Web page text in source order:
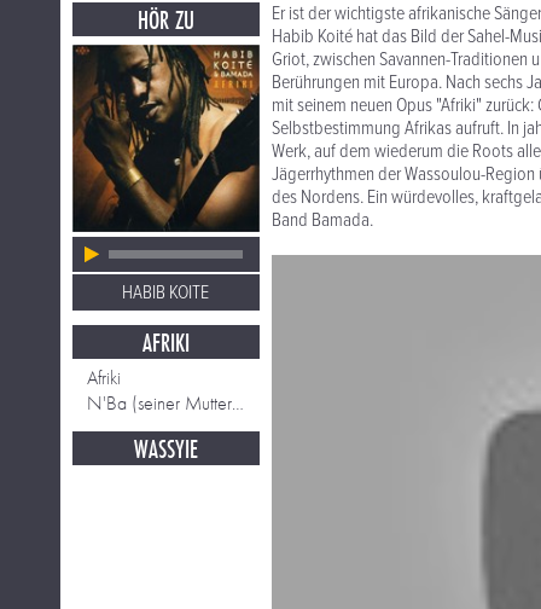
HÖR ZU
HABIB KOITE
AFRIKI
Afriki
N'Ba (seiner Mutter gewidmet)
WASSYIE
Er ist der wichtigste afrikanische
Habib Koité hat das Bild der Sahel-
Griot, zwischen Savannen-
Berührungen mit Europa. Nach sechs
mit seinem neuen Opus "Afriki"
Selbstbestimmung Afrikas aufruft. In
Werk, auf dem wiederum die Roots
Jägerrhythmen der Wassoulou-
des Nordens. Ein würdevolles,
Band Bamada.